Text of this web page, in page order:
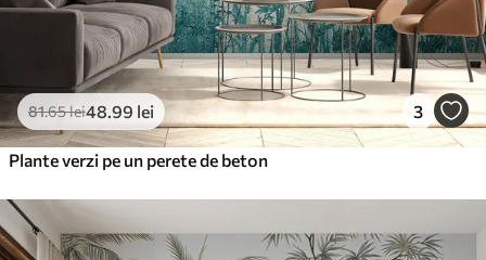
81.65lei48.99 lei 3
Plante verzi pe un perete de beton